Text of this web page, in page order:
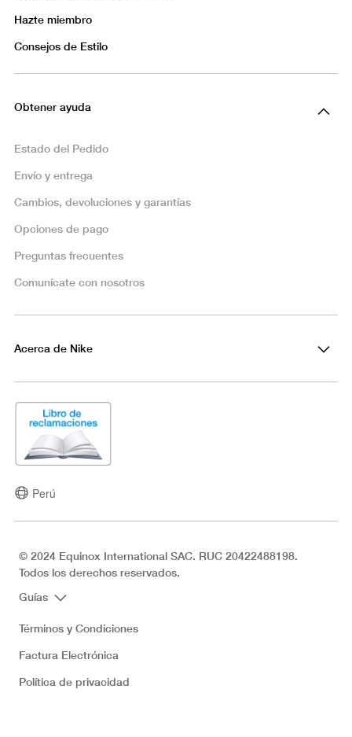
Hazte miembro
Consejos de Estilo
Obtener ayuda
Estado del Pedido
Envío y entrega
Cambios, devoluciones y garantías
Opciones de pago
Preguntas frecuentes
Comunícate con nosotros
Acerca de Nike
Perú
© 2024 Equinox International SAC. RUC 20422488198.
Todos los derechos reservados.
Guías
Términos y Condiciones
Factura Electrónica
Política de privacidad